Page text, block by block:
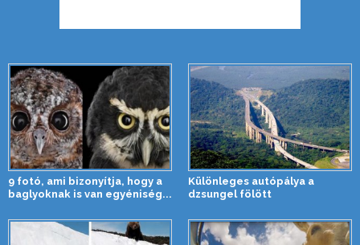
9 fotó, ami bizonyítja, hogy a
baglyoknak is van egyéniség...
Különleges autópálya a
dzsungel fölött